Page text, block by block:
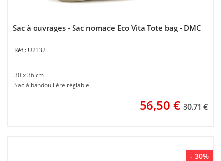
Sac à ouvrages - Sac nomade Eco Vita Tote bag - DMC
U2132
30 x 36 cm
Sac à bandoullière règlable
56,50 € 80.71 €
- 30%